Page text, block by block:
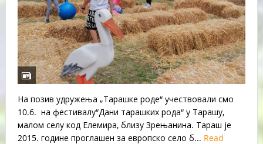
На позив удружења „Тарашке роде“ учествовали смо
10.6. на фестивалу“Дани тарашких рода“ у Тарашу,
малом селу код Елемира, близу Зрењанина. Тараш је
2015. године проглашен за европско село б... Read